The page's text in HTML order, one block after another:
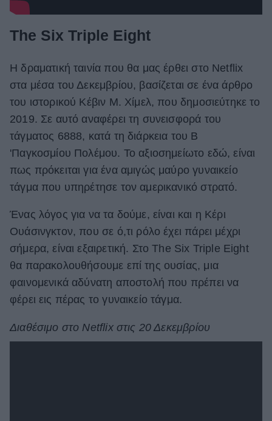
The Six Triple Eight
Η δραματική ταινία που θα μας έρθει στο Netflix
στα μέσα του Δεκεμβρίου, βασίζεται σε ένα άρθρο
του ιστορικού Κέβιν Μ. Χίμελ, που δημοσιεύτηκε το
2019. Σε αυτό αναφέρει τη συνεισφορά του
τάγματος 6888, κατά τη διάρκεια του Β
'Παγκοσμίου Πολέμου. Το αξιοσημείωτο εδώ, είναι
πως πρόκειται για ένα αμιγώς μαύρο γυναικείο
τάγμα που υπηρέτησε τον αμερικανικό στρατό.
Ένας λόγος για να τα δούμε, είναι και η Κέρι
Ουάσινγκτον, που σε ό,τι ρόλο έχει πάρει μέχρι
σήμερα, είναι εξαιρετική. Στο The Six Triple Eight
θα παρακολουθήσουμε επί της ουσίας, μια
φαινομενικά αδύνατη αποστολή που πρέπει να
φέρει εις πέρας το γυναικείο τάγμα.
Διαθέσιμο στο Netflix στις 20 Δεκεμβρίου